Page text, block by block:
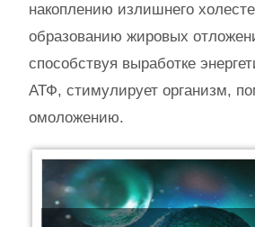
накоплению излишнего
образованию жировых
способствуя выработке
АТФ, стимулирует организм,
омоложению.